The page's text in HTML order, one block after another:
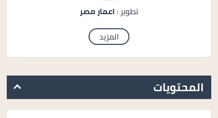
تطوير : اعمار مصر
المزيد
المحتويات